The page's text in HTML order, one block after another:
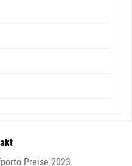
Preise 2023